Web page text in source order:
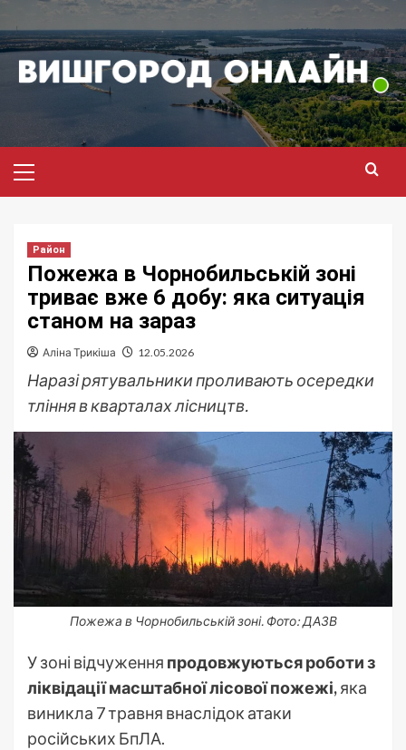
до
вмісту
меню
Район
Пожежа в Чорнобильській зоні
триває вже 6 добу: яка ситуація
станом на зараз
Аліна Трикіша 12.05.2026
Наразі рятувальники проливають осередки
тління в кварталах лісництв.
Пожежа в Чорнобильській зоні. Фото: ДАЗВ
У зоні відчуження продовжуються роботи з
ліквідації масштабної лісової пожежі,яка
виникла 7 травня внаслідок атаки
російських БпЛА.